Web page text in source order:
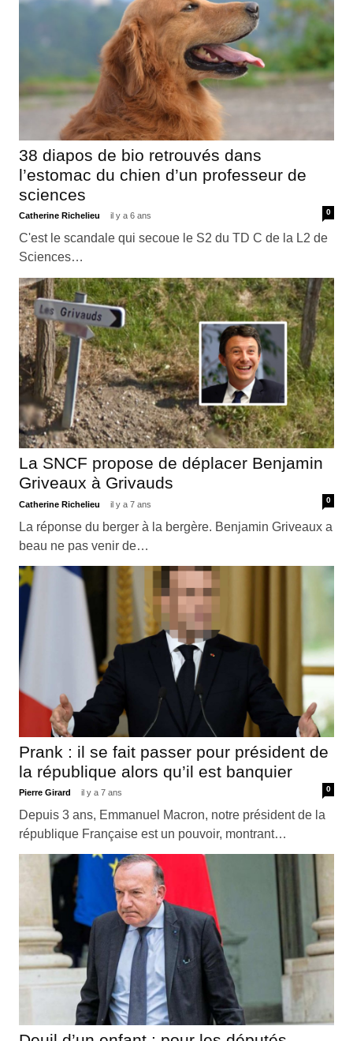
38 diapos de bio retrouvés dans
l’estomac du chien d’un professeur de
sciences
Catherine Richelieu il y a 6 ans 0
C'est le scandale qui secoue le S2 du TD C de la L2 de
Sciences…
La SNCF propose de déplacer Benjamin
Griveaux à Grivauds
Catherine Richelieu il y a 7 ans 0
La réponse du berger à la bergère. Benjamin Griveaux a
beau ne pas venir de…
Prank : il se fait passer pour président de
la république alors qu’il est banquier
Pierre Girard il y a 7 ans 0
Depuis 3 ans, Emmanuel Macron, notre président de la
république Française est un pouvoir, montrant…